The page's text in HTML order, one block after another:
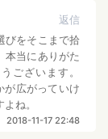
返信
びをそこまで拾
本当にありがた
ございます。
が広がっていけ
ね。
2018-11-17 22:48